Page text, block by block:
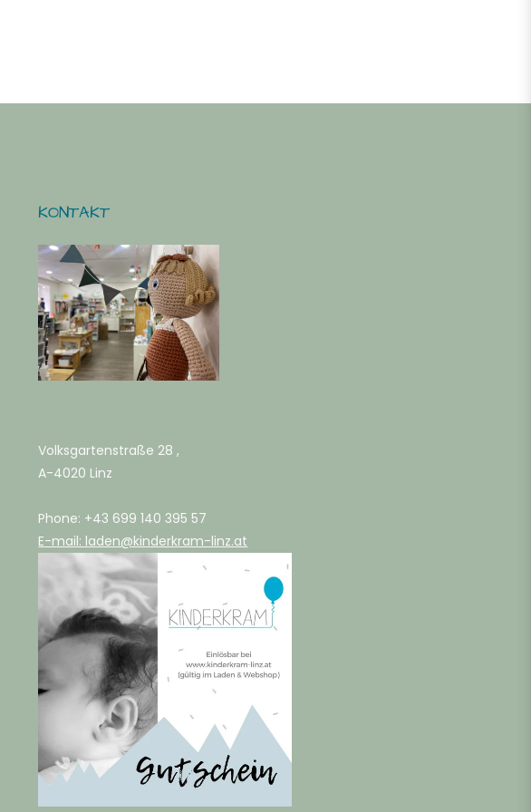
KONTAKT
Volksgartenstraße 28 ,
A-4020 Linz
Phone: +43 699 140 395 57
E-mail: laden@kinderkram-linz.at